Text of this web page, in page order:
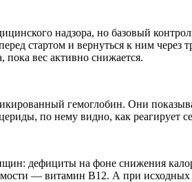
надзора, но базовый
стартом и вернуться к ним
вес активно снижается.
гемоглобин. Они
по нему видно, как реагирует
дефициты на фоне снижения
— витамин B12. А при